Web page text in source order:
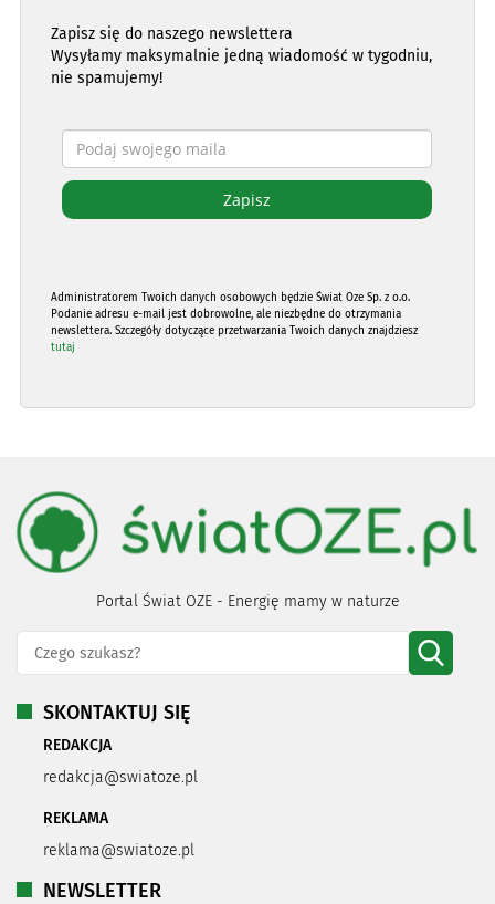
Zapisz się do naszego newslettera
Wysyłamy maksymalnie jedną wiadomość w tygodniu,
nie spamujemy!
Administratorem Twoich danych osobowych będzie Świat Oze Sp. z o.o.
Podanie adresu e-mail jest dobrowolne, ale niezbędne do otrzymania
newslettera. Szczegóły dotyczące przetwarzania Twoich danych znajdziesz
tutaj
Portal Świat OZE - Energię mamy w naturze
SKONTAKTUJ SIĘ
REDAKCJA
redakcja@swiatoze.pl
REKLAMA
reklama@swiatoze.pl
NEWSLETTER